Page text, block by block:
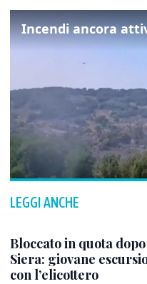
LEGGI ANCHE
Bloccato in quota
Siera: giovane
con l’elicottero